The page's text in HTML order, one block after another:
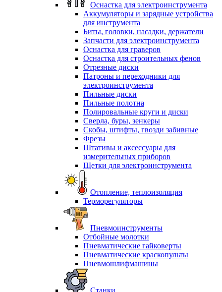
Оснастка для электроинструмента
Аккумуляторы и зарядные устройства
для инструмента
Биты, головки, насадки, держатели
Запчасти для электроинструмента
Оснастка для граверов
Оснастка для строительных фенов
Отрезные диски
Патроны и переходники для
электроинструмента
Пильные диски
Пильные полотна
Полировальные круги и диски
Сверла, буры, зенкеры
Скобы, штифты, гвозди забивные
Фрезы
Штативы и аксессуары для
измерительных приборов
Щетки для электроинструмента
Отопление, теплоизоляция
Терморегуляторы
Пневмоинструменты
Отбойные молотки
Пневматические гайковерты
Пневматические краскопульты
Пневмошлифмашины
Станки